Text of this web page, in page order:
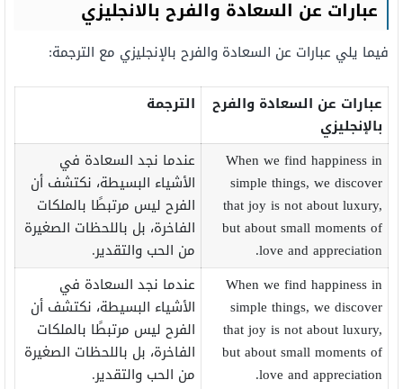
عبارات عن السعادة والفرح بالانجليزي
فيما يلي عبارات عن السعادة والفرح بالإنجليزي مع الترجمة:
عبارات عن السعادة والفرح
بالإنجليزي
الترجمة
When we find happiness in
simple things, we discover
that joy is not about luxury,
but about small moments of
love and appreciation.
عندما نجد السعادة في
الأشياء البسيطة، نكتشف أن
الفرح ليس مرتبطًا بالملكات
الفاخرة، بل باللحظات الصغيرة
من الحب والتقدير.
When we find happiness in
simple things, we discover
that joy is not about luxury,
but about small moments of
love and appreciation.
عندما نجد السعادة في
الأشياء البسيطة، نكتشف أن
الفرح ليس مرتبطًا بالملكات
الفاخرة، بل باللحظات الصغيرة
من الحب والتقدير.